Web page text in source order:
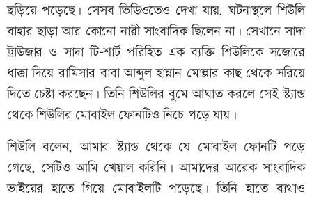
ছড়িয়ে পড়েছে। সেসব ভিডিওতেও দেখা যায়, ঘটনাস্থলে শিউলি
বাহার ছাড়া আর কোনো নারী সাংবাদিক ছিলেন না। সেখানে সাদা
ট্রাউজার ও সাদা টি-শার্ট পরিহিত এক ব্যক্তি শিউলিকে সজোরে
ধাক্কা দিয়ে রামিসার বাবা আব্দুল হান্নান মোল্লার কাছ থেকে সরিয়ে
দিতে চেষ্টা করছেন। তিনি শিউলির বুমে আঘাত করলে সেই স্ট্যান্ড
থেকে শিউলির মোবাইল ফোনটিও নিচে পড়ে যায়।
শিউলি বলেন, আমার স্ট্যান্ড থেকে যে মোবাইল ফোনটি পড়ে
গেছে, সেটিও আমি খেয়াল করিনি। আমাদের আরেক সাংবাদিক
ভাইয়ের হাতে গিয়ে মোবাইলটি পড়েছে। তিনি হাতে ব্যথাও